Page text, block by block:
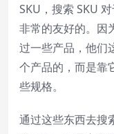
SKU，搜索 SKU
非常的友好的。因
过一些产品，他们
个产品的，而是靠
些规格。
通过这些东西去搜